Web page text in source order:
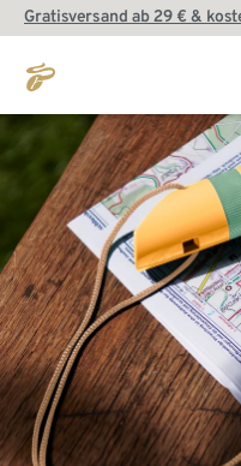
Gratisversand ab 29 € &